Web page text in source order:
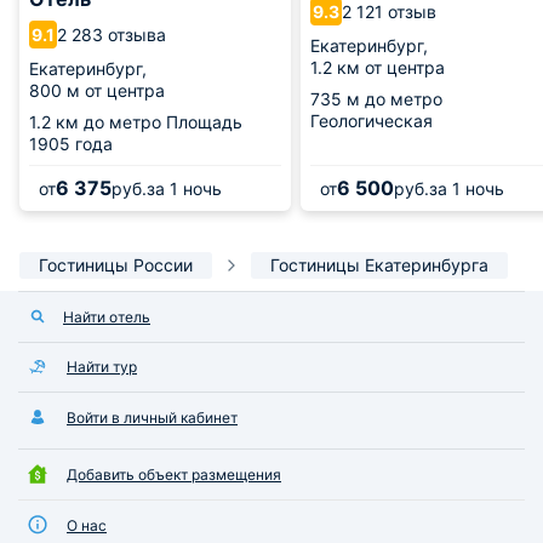
9.1 2 283 отзыва
Екатеринбург,
800 м от центра
1.2 км до метро Площадь
1905 года
от6 375руб.за 1 ночь
9.32 121 отзыв
Екатеринбург,
1.2 км от центра
735 м до метро
Геологическая
от6 500руб.за 1 ночь
Гостиницы России Гостиницы Екатеринбурга
Найти отель
Найти тур
Войти в личный кабинет
Добавить объект размещения
О нас